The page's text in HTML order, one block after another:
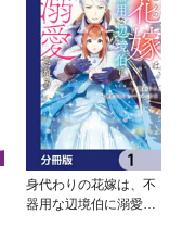
身代わりの花嫁は、不
器用な辺境伯に溺愛さ